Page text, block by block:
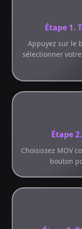
Étape 1.
Appuyez sur le
sélectionner
Étape
Choisissez MOV
bouton